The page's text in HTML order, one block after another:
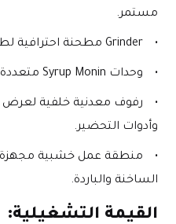
مستمر.
Grinder مطحنة احترافية لطحن البن طازجًا.
وحدات Syrup Monin متعددة النكهات.
وأدوات التحضير.
الساخنة والباردة.
القيمة التشغيلية: